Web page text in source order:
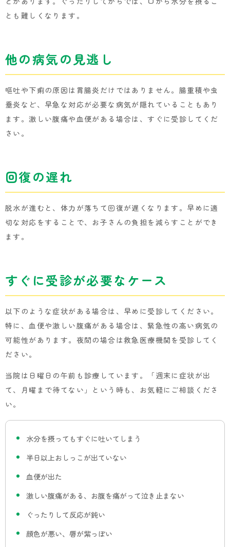
とも難しくなります。
他の病気の見逃し
嘔吐や下痢の原因は胃腸炎だけではありません。腸重積や虫
垂炎など、早急な対応が必要な病気が隠れていることもあり
ます。激しい腹痛や血便がある場合は、すぐに受診してくだ
さい。
回復の遅れ
脱水が進むと、体力が落ちて回復が遅くなります。早めに適
切な対応をすることで、お子さんの負担を減らすことができ
ます。
すぐに受診が必要なケース
以下のような症状がある場合は、早めに受診してください。
特に、血便や激しい腹痛がある場合は、緊急性の高い病気の
可能性があります。夜間の場合は救急医療機関を受診してく
ださい。
当院は日曜日の午前も診療しています。「週末に症状が出
て、月曜まで待てない」という時も、お気軽にご相談くださ
い。
水分を摂ってもすぐに吐いてしまう
半日以上おしっこが出ていない
血便が出た
激しい腹痛がある、お腹を痛がって泣き止まない
ぐったりして反応が鈍い
顔色が悪い、唇が紫っぽい